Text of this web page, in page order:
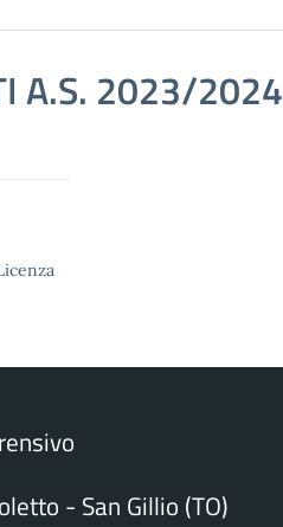
A.S. 2023/2024
- San Gillio (TO)